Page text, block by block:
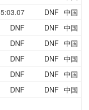
5:03.07 DNF 中国
DNF DNF 中国
DNF DNF 中国
DNF DNF 中国
DNF DNF 中国
DNF DNF 中国